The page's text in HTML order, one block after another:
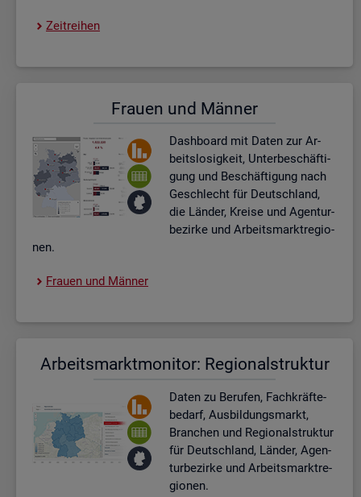
Zeit­rei­hen
Frau­en und Män­ner
Dash­board mit Daten zur Ar­
beits­lo­sig­keit, Un­ter­be­schäf­ti­
gung und Be­schäf­ti­gung nach
Ge­schlecht für Deutsch­land,
die Län­der, Krei­se und Agen­tur­
be­zir­ke und Ar­beits­markt­re­gio­
nen.
Frau­en und Män­ner
Ar­beits­markt­mo­ni­tor: Re­gio­nal­struk­tur
Daten zu Be­ru­fen, Fach­kräf­te­
be­darf, Aus­bil­dungs­markt,
Bran­chen und Re­gio­nal­struk­tur
für Deutsch­land, Län­der, Agen­
tur­be­zir­ke und Ar­beits­markt­re­
gio­nen.